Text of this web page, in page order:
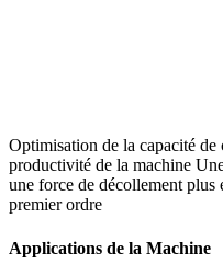
Optimisation de la capacité de
productivité de la machine
une force de décollement plus
premier ordre
Applications de la Machine